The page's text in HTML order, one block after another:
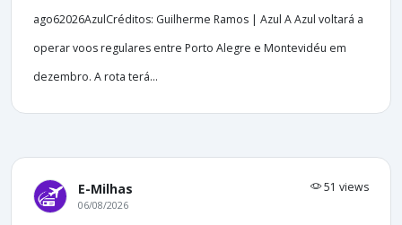
ago62026AzulCréditos: Guilherme Ramos | Azul A Azul voltará a
operar voos regulares entre Porto Alegre e Montevidéu em
dezembro. A rota terá...
E-Milhas 51 views
06/08/2026